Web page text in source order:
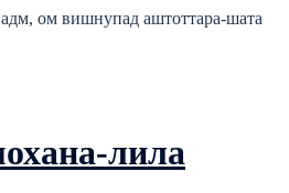
ом вишнупад аштоттара-шата
лила